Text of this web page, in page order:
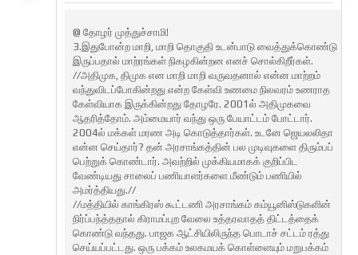
@ தோழர் முத்துச்சாமி!
3.இதுபோன்ற மாறி, மாறி தொகுதி உடன்பாடு வைத்துக்கொண்டு
இருப்பதால் மாற்ரங்கள் நிகழகின்றன எனச் சொல்கிறீர்கள்.
//அதிமுக, திமுக என மாறி மாறி வருவதனால் என்ன மாற்றம்
வந்துவிடப்போகின்றது என்ற கேள்வி உணமை நிலவரம் உணராத
கேள்வியாக இருக்கின்றது தோழரே. 2001ல் அதிமுகவை
ஆதரித்தோம். அம்மையார் வந்து ஒரு பேயாட்டம் போட்டார்.
2004ல் மக்கள் மரண அடி கொடுத்தார்கள். உடனே ஜெயலலிதா
என்ன செய்தார்? தன் அரசாங்கத்தின் பல முடிவுகளை திரும்பப்
பெற்றுக் கொண்டார். அவற்றில் முக்கியமாகக் குறிப்பிட
வேண்டியது சாலைப் பணியாளர்களை மீண்டும் பணியில்
அமர்த்தியது.//
//மத்தியில் காங்கிரஸ் கூட்டணி அரசாங்கம் கம்யூனிஸ்டுகளின்
நிர்ப்பந்த்ததால் கிராமப்புற வேலை உத்தரவாதத் திட்டத்தைக்
கொண்டு வந்தது. பாஜக ஆட்சியிலிருந்த பொடாச் சட்டம் ரத்து
செய்யப்பட்டது. ஒரு பக்கம் உலகமயக் கொள்ளையும் மறுபக்கம்